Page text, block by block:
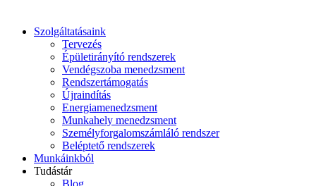
Szolgáltatásaink
Tervezés
Épületirányító rendszerek
Vendégszoba menedzsment
Rendszertámogatás
Újraindítás
Energiamenedzsment
Munkahely menedzsment
Személyforgalomszámláló rendszer
Beléptető rendszerek
Munkáinkból
Tudástár